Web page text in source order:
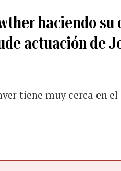
haciendo su
actuación de
tiene muy cerca en